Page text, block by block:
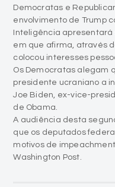
Democratas e
envolvimento de Trump
Inteligência apresentará
em que afirma, através
colocou interesses
Os Democratas alegam
presidente ucraniano a
Joe Biden, ex-vice-
de Obama.
A audiência desta
que os deputados
motivos de
Washington Post.